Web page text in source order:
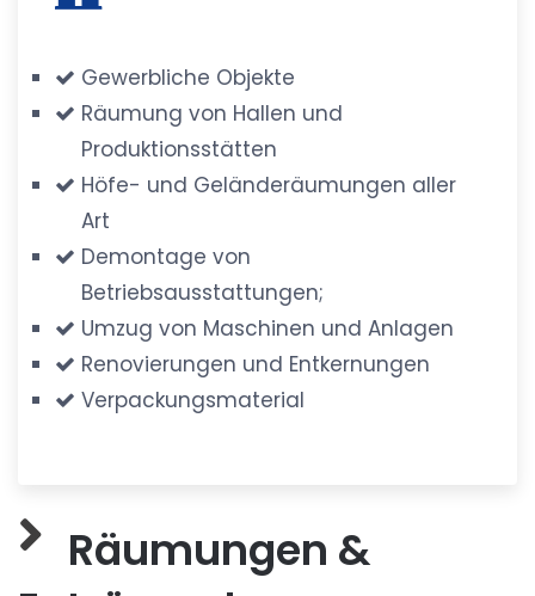
Gewerbliche Objekte
Räumung von Hallen und
Produktionsstätten
Höfe- und Geländeräumungen aller
Art
Demontage von
Betriebsausstattungen;
Umzug von Maschinen und Anlagen
Renovierungen und Entkernungen
Verpackungsmaterial
Räumungen &